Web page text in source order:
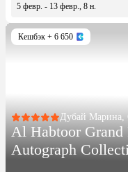
5 февр. - 13 февр., 8 н.
Кешбэк + 6 650
Дубай
Al Habtoor Grand
Autograph